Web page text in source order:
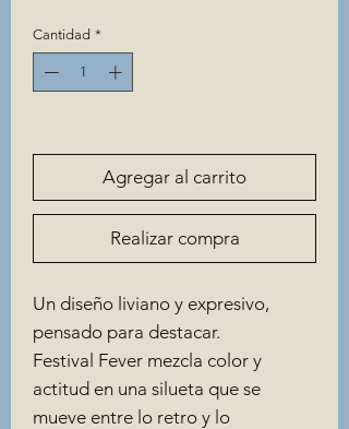
Cantidad *
Agregar al carrito
Realizar compra
Un diseño liviano y expresivo,
pensado para destacar.
Festival Fever mezcla color y
actitud en una silueta que se
mueve entre lo retro y lo